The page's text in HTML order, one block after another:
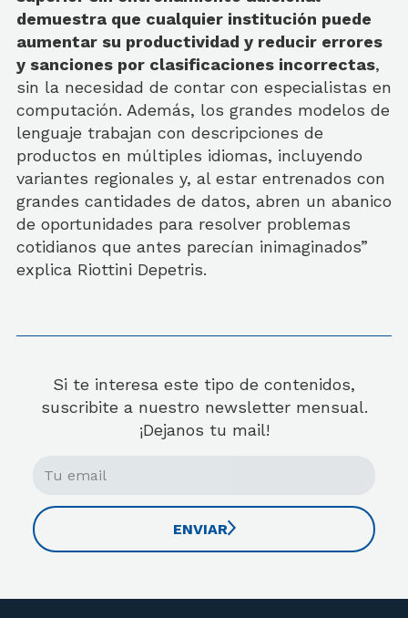
demuestra que cualquier institución puede
aumentar su productividad y reducir errores
y sanciones por clasificaciones incorrectas,
sin la necesidad de contar con especialistas en
computación. Además, los grandes modelos de
lenguaje trabajan con descripciones de
productos en múltiples idiomas, incluyendo
variantes regionales y, al estar entrenados con
grandes cantidades de datos, abren un abanico
de oportunidades para resolver problemas
cotidianos que antes parecían inimaginados”
explica Riottini Depetris.
Si te interesa este tipo de contenidos,
suscribite a nuestro newsletter mensual.
¡Dejanos tu mail!
ENVIAR